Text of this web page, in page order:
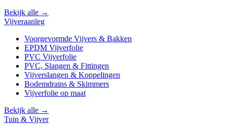
Bekijk alle →
Vijveraanleg
Voorgevormde Vijvers & Bakken
EPDM Vijverfolie
PVC Vijverfolie
PVC, Slangen & Fittingen
Vijverslangen & Koppelingen
Bodemdrains & Skimmers
Vijverfolie op maat
Bekijk alle →
Tuin & Vijver